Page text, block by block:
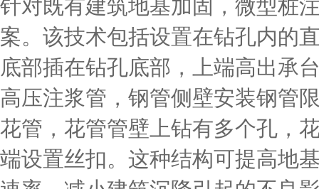
针对既有建筑地基加固，微型桩
案。该技术包括设置在钻孔内的
底部插在钻孔底部，上端高出承
高压注浆管，钢管侧壁安装钢管
花管，花管管壁上钻有多个孔，
端设置丝扣。这种结构可提高地